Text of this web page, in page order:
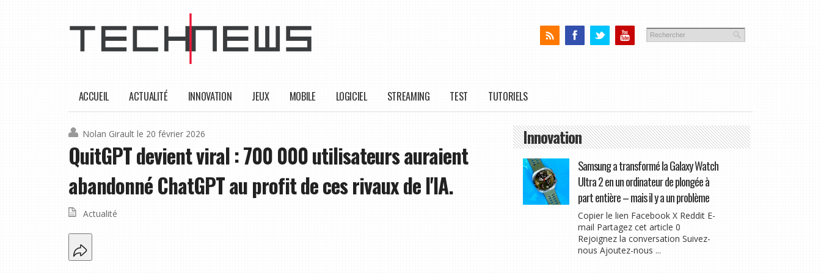
ACCUEIL ACTUALITÉ INNOVATION JEUX MOBILE LOGICIEL STREAMING TEST TUTORIELS
Nolan Girault le 20 février 2026
QuitGPT devient viral : 700 000 utilisateurs auraient
abandonné ChatGPT au profit de ces rivaux de l'IA.
Actualité
Innovation
Samsung a transformé la Galaxy Watch
Ultra 2 en un ordinateur de plongée à
part entière – mais il y a un problème
Copier le lien Facebook X Reddit E-
mail Partagez cet article 0
Rejoignez la conversation Suivez-
nous Ajoutez-nous ...